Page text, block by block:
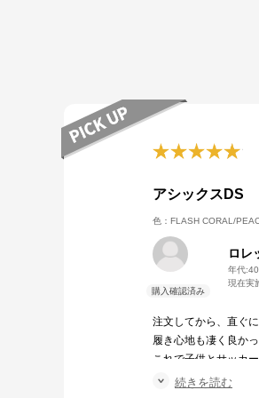
アシックスDS
色：FLASH CORAL/
ロレ
年代:
現在実
注文してから、直ぐに
履き心地も凄く良かっ
これで子供とサッカ
有り難う御座いました
続きを読む